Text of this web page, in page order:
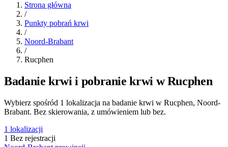
Strona główna
/
Punkty pobrań krwi
/
Noord-Brabant
/
Rucphen
Badanie krwi i pobranie krwi w Rucphen
Wybierz spośród 1 lokalizacja na badanie krwi w Rucphen, Noord-
Brabant. Bez skierowania, z umówieniem lub bez.
1 lokalizacji
1 Bez rejestracji